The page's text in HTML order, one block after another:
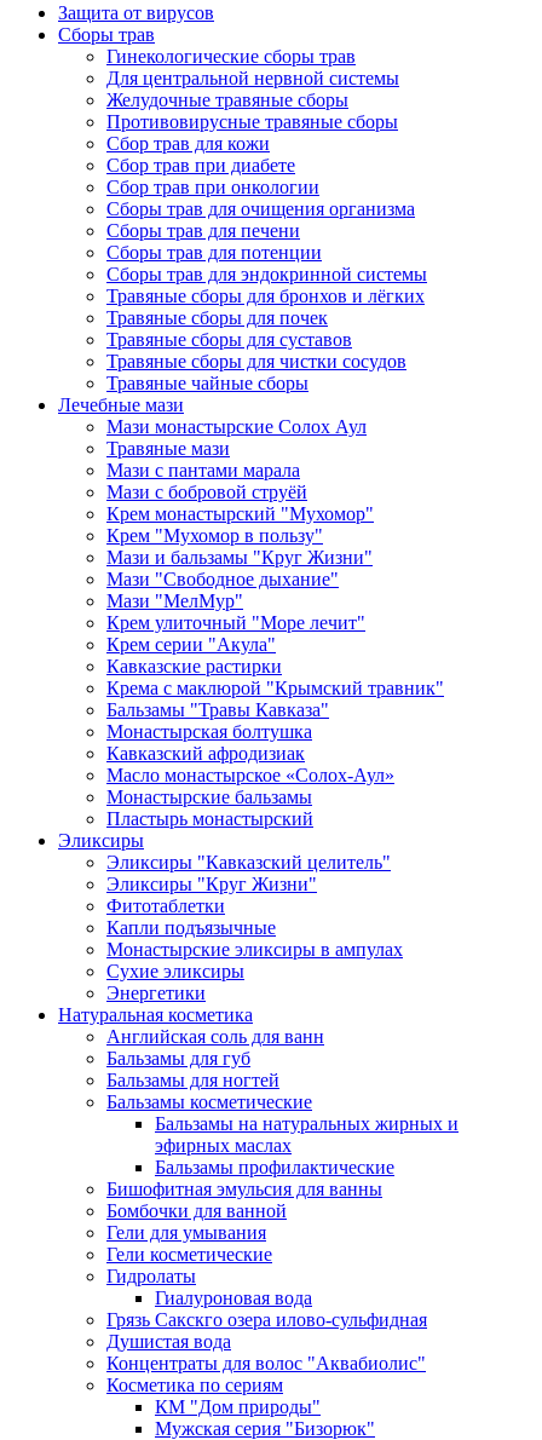
Защита от вирусов
Сборы трав
Гинекологические сборы трав
Для центральной нервной системы
Желудочные травяные сборы
Противовирусные травяные сборы
Сбор трав для кожи
Сбор трав при диабете
Сбор трав при онкологии
Сборы трав для очищения организма
Сборы трав для печени
Сборы трав для потенции
Сборы трав для эндокринной системы
Травяные сборы для бронхов и лёгких
Травяные сборы для почек
Травяные сборы для суставов
Травяные сборы для чистки сосудов
Травяные чайные сборы
Лечебные мази
Мази монастырские Солох Аул
Травяные мази
Мази с пантами марала
Мази с бобровой струёй
Крем монастырский "Мухомор"
Крем "Мухомор в пользу"
Мази и бальзамы "Круг Жизни"
Мази "Свободное дыхание"
Мази "МелМур"
Крем улиточный "Море лечит"
Крем серии "Акула"
Кавказские растирки
Крема с маклюрой "Крымский травник"
Бальзамы "Травы Кавказа"
Монастырская болтушка
Кавказский афродизиак
Масло монастырское «Солох-Аул»
Монастырские бальзамы
Пластырь монастырский
Эликсиры
Эликсиры "Кавказский целитель"
Эликсиры "Круг Жизни"
Фитотаблетки
Капли подъязычные
Монастырские эликсиры в ампулах
Сухие эликсиры
Энергетики
Натуральная косметика
Английская соль для ванн
Бальзамы для губ
Бальзамы для ногтей
Бальзамы косметические
Бальзамы на натуральных жирных и
эфирных маслах
Бальзамы профилактические
Бишофитная эмульсия для ванны
Бомбочки для ванной
Гели для умывания
Гели косметические
Гидролаты
Гиалуроновая вода
Грязь Сакскго озера илово-сульфидная
Душистая вода
Концентраты для волос "Аквабиолис"
Косметика по сериям
КМ "Дом природы"
Мужская серия "Бизорюк"